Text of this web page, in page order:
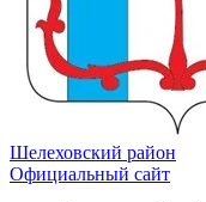
Шелеховский район
Официальный сайт